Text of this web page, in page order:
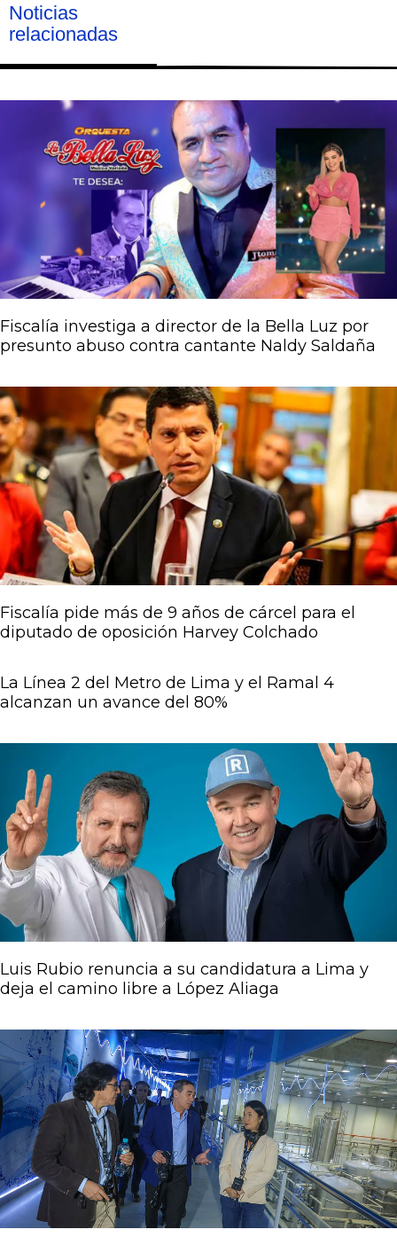
Noticias
relacionadas
Fiscalía investiga a director de la Bella Luz por
presunto abuso contra cantante Naldy Saldaña
Fiscalía pide más de 9 años de cárcel para el
diputado de oposición Harvey Colchado
La Línea 2 del Metro de Lima y el Ramal 4
alcanzan un avance del 80%
Luis Rubio renuncia a su candidatura a Lima y
deja el camino libre a López Aliaga
PáginaPágina
Página
Página
Página